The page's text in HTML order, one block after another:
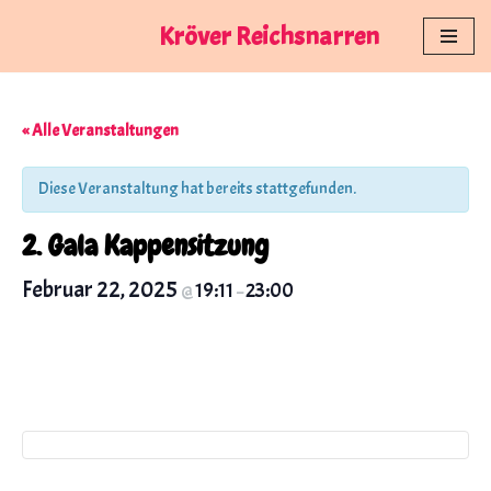
Kröver Reichsnarren
« Alle Veranstaltungen
Diese Veranstaltung hat bereits stattgefunden.
2. Gala Kappensitzung
Februar 22, 2025 @19:11 –23:00